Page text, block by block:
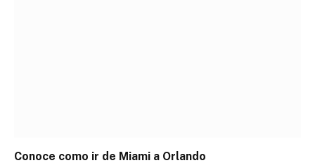
Conoce como ir de Miami a Orlando